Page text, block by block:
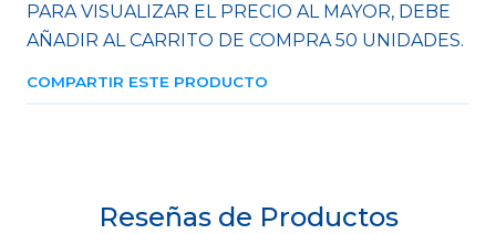
PARA VISUALIZAR EL PRECIO AL MAYOR, DEBE
AÑADIR AL CARRITO DE COMPRA 50 UNIDADES.
COMPARTIR ESTE PRODUCTO
Reseñas de Productos